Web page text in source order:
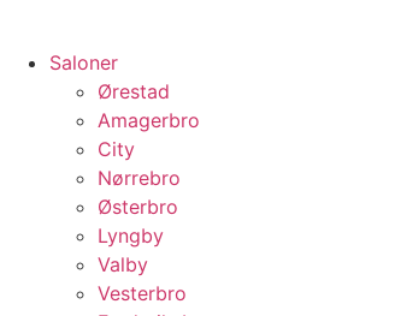
Saloner
Ørestad
Amagerbro
City
Nørrebro
Østerbro
Lyngby
Valby
Vesterbro